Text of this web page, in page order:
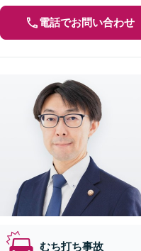
電話でお問い合わせ
むち打ち事故